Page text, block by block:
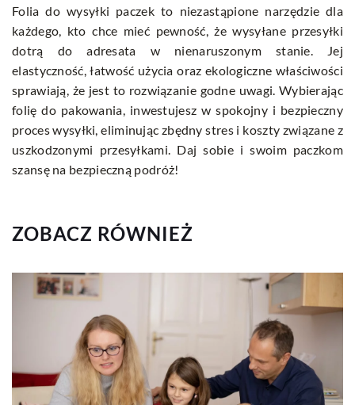
Folia do wysyłki paczek to niezastąpione narzędzie dla
każdego, kto chce mieć pewność, że wysyłane przesyłki
dotrą do adresata w nienaruszonym stanie. Jej
elastyczność, łatwość użycia oraz ekologiczne właściwości
sprawiają, że jest to rozwiązanie godne uwagi. Wybierając
folię do pakowania, inwestujesz w spokojny i bezpieczny
proces wysyłki, eliminując zbędny stres i koszty związane z
uszkodzonymi przesyłkami. Daj sobie i swoim paczkom
szansę na bezpieczną podróż!
ZOBACZ RÓWNIEŻ